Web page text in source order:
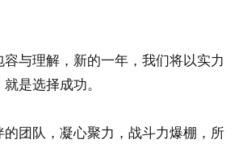
与理解，新的一年，我们将以实力
是选择成功。
团队，凝心聚力，战斗力爆棚，所